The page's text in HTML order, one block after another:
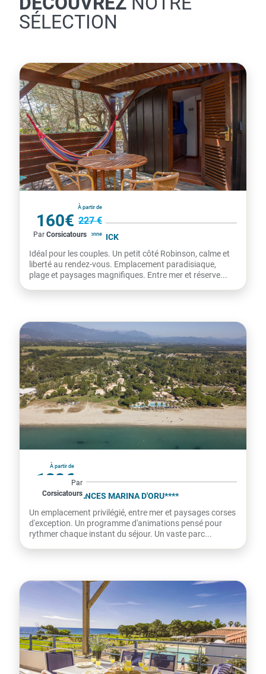
SÉLECTION
À partir de
160€ 227 €
par personne
Par Corsicatours
RÉSIDENCE MOBY DICK
Idéal pour les couples. Un petit côté Robinson, calme et
liberté au rendez-vous. Emplacement paradisiaque,
plage et paysages magnifiques. Entre mer et réserve...
À partir de
132€
par personne
Par
Corsicatours
France
VILLAGE VACANCES MARINA D'ORU****
Un emplacement privilégié, entre mer et paysages corses
d'exception. Un programme d'animations pensé pour
rythmer chaque instant du séjour. Un vaste parc...